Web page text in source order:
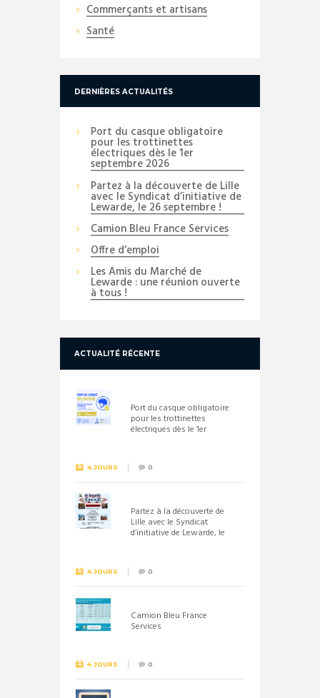
Commerçants et artisans
Santé
DERNIÈRES ACTUALITÉS
Port du casque obligatoire
pour les trottinettes
électriques dès le 1er
septembre 2026
Partez à la découverte de Lille
avec le Syndicat d’initiative de
Lewarde, le 26 septembre !
Camion Bleu France Services
Offre d’emploi
Les Amis du Marché de
Lewarde : une réunion ouverte
à tous !
ACTUALITÉ RÉCENTE
Port du casque obligatoire
pour les trottinettes
électriques dès le 1er
4 JOURS 0
Partez à la découverte de
Lille avec le Syndicat
d’initiative de Lewarde, le
4 JOURS 0
Camion Bleu France
Services
4 JOURS 0